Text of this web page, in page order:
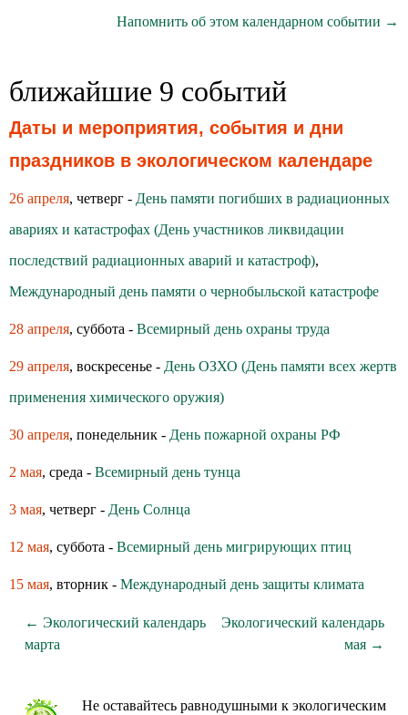
Напомнить об этом календарном событии →
ближайшие 9 событий
Даты и мероприятия, события и дни
праздников в экологическом календаре
26 апреля, четверг - День памяти погибших в радиационных
авариях и катастрофах (День участников ликвидации
последствий радиационных аварий и катастроф),
Международный день памяти о чернобыльской катастрофе
28 апреля, суббота - Всемирный день охраны труда
29 апреля, воскресенье - День ОЗХО (День памяти всех жертв
применения химического оружия)
30 апреля, понедельник - День пожарной охраны РФ
2 мая, среда - Всемирный день тунца
3 мая, четверг - День Солнца
12 мая, суббота - Всемирный день мигрирующих птиц
15 мая, вторник - Международный день защиты климата
← Экологический календарь
марта
Экологический календарь
мая →
Не оставайтесь равнодушными к экологическим